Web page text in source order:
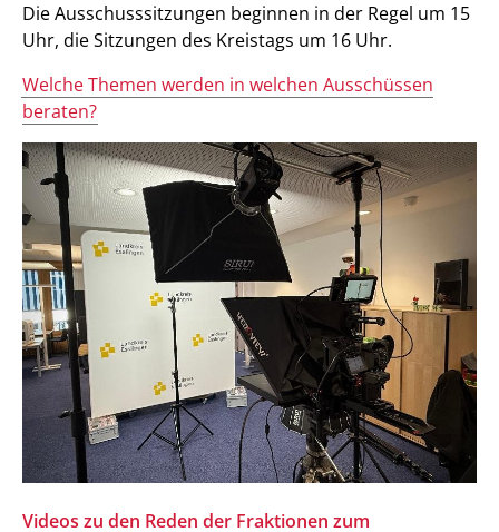
Die Ausschusssitzungen beginnen in der Regel um 15
Uhr, die Sitzungen des Kreistags um 16 Uhr.
Welche Themen werden in welchen Ausschüssen
beraten?
Videos zu den Reden der Fraktionen zum